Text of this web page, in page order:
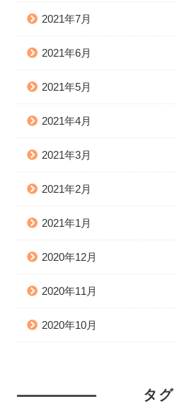
2021年7月
2021年6月
2021年5月
2021年4月
2021年3月
2021年2月
2021年1月
2020年12月
2020年11月
2020年10月
タグ